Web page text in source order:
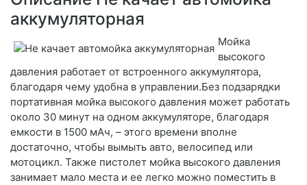
аккумуляторная
Мойка
высокого
давления работает от встроенного аккумулятора,
благодаря чему удобна в управлении.Без подзарядки
портативная мойка высокого давления может работать
около 30 минут на одном аккумуляторе, благодаря
емкости в 1500 мАч, – этого времени вполне
достаточно, чтобы вымыть авто, велосипед или
мотоцикл. Также пистолет мойка высокого давления
занимает мало места и ее легко можно поместить в